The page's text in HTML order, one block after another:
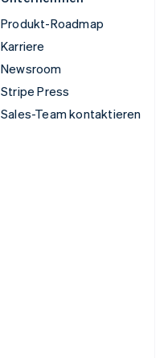
Produkt-Roadmap
Karriere
Newsroom
Stripe Press
Sales-Team kontaktieren